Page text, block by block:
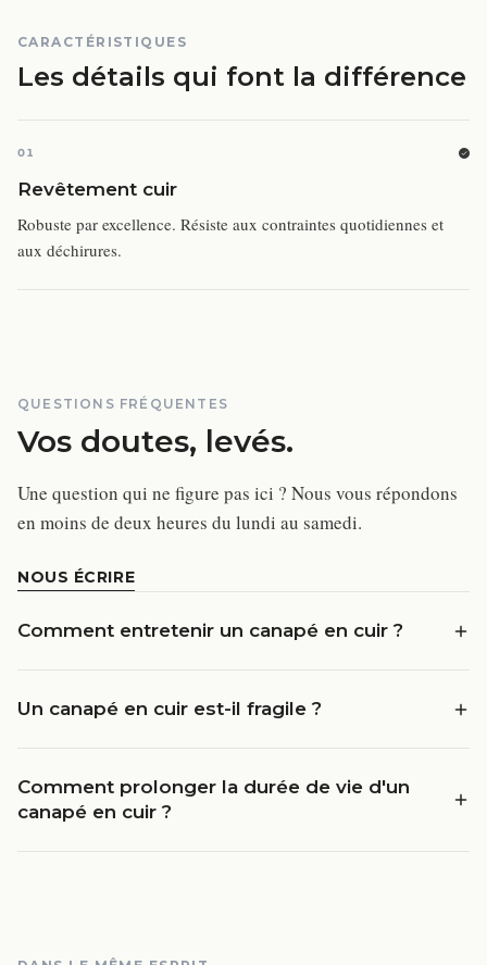
CARACTÉRISTIQUES
Les détails qui font la différence
01
Revêtement cuir
Robuste par excellence. Résiste aux contraintes quotidiennes et
aux déchirures.
QUESTIONS FRÉQUENTES
Vos doutes, levés.
Une question qui ne figure pas ici ? Nous vous répondons
en moins de deux heures du lundi au samedi.
NOUS ÉCRIRE
Comment entretenir un canapé en cuir ?
Un canapé en cuir est-il fragile ?
Comment prolonger la durée de vie d'un
canapé en cuir ?